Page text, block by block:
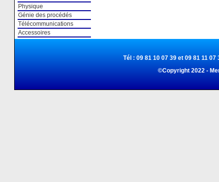
Physique
Génie des procédés
Télécommunications
Accessoires
Tél : 09 81 10 07 39 et 09 81 11
©Copyright 2022 -